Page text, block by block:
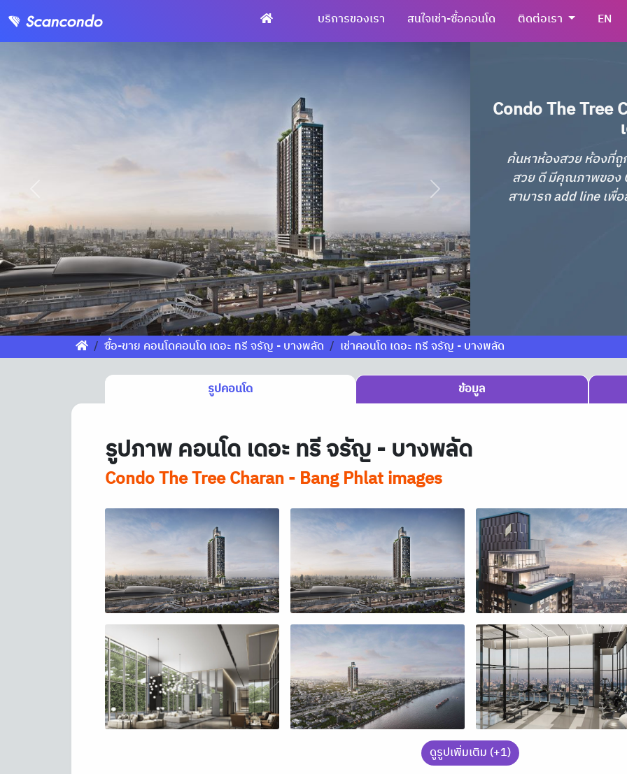
บริการของเรา สนใจเช่า-ซื้อคอนโด ติดต่อเรา EN
Condo The Tree
ค้นหาห้องสวย ห้องที่ถู
สวย ดี มีคุณภาพของ
สามารถ add line เพื่
ซื้อ-ขาย คอนโดคอนโด เดอะ ทรี จรัญ - บางพลัด เช่าคอนโด เดอะ ทรี จรัญ - บางพลัด
รูปคอนโด ข้อมูล
รูปภาพ คอนโด เดอะ ทรี จรัญ - บางพลัด
Condo The Tree Charan - Bang Phlat images
ดูรูปเพิ่มเติม (+1)